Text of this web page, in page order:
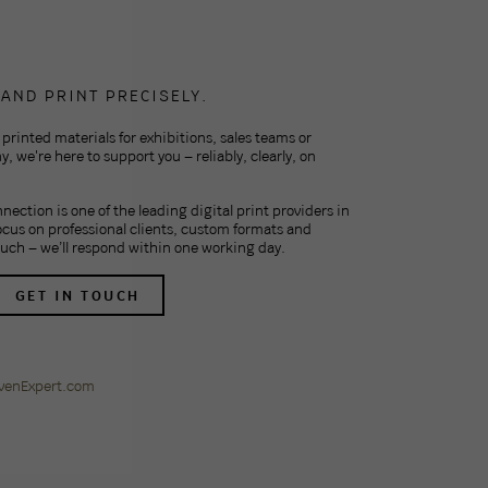
PRINT PRECISELY.
materials for exhibitions, sales teams or
we're here to support you – reliably, clearly, on
is one of the leading digital print providers in
on professional clients, custom formats and
– we’ll respond within one working day.
GET IN TOUCH